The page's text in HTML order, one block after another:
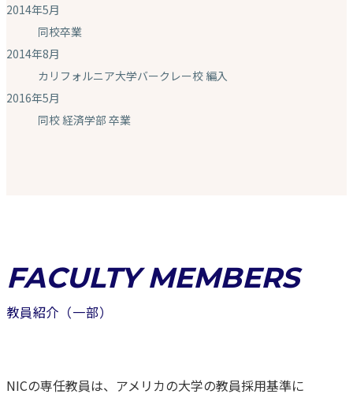
2014年5月
同校卒業
2014年8月
カリフォルニア大学バークレー校 編入
2016年5月
同校 経済学部 卒業
FACULTY MEMBERS
教員紹介（一部）
NICの専任教員は、アメリカの大学の教員採用基準に